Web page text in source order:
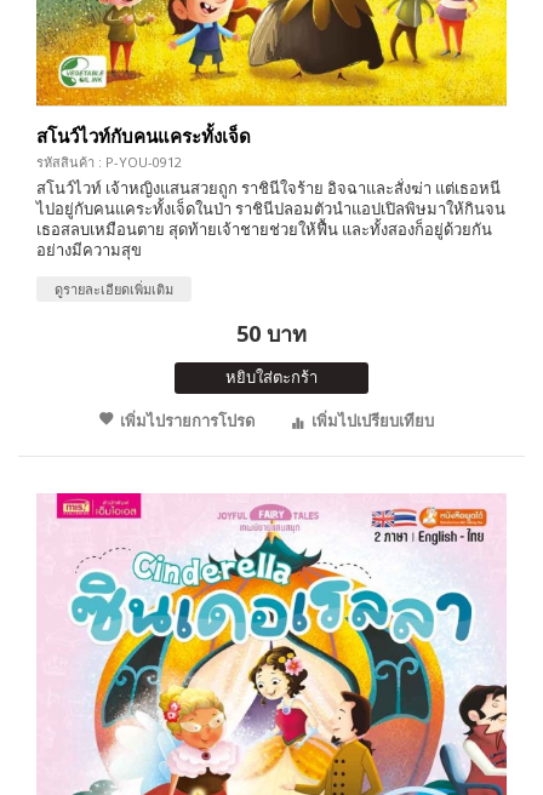
สโนว์ไวท์กับคนแคระทั้งเจ็ด
รหัสสินค้า : P-YOU-0912
สโนว์ไวท์ เจ้าหญิงแสนสวยถูก ราชินีใจร้าย อิจฉาและสั่งฆ่า แต่เธอหนี
ไปอยู่กับคนแคระทั้งเจ็ดในป่า ราชินีปลอมตัวนำแอปเปิลพิษมาให้กินจน
เธอสลบเหมือนตาย สุดท้ายเจ้าชายช่วยให้ฟื้น และทั้งสองก็อยู่ด้วยกัน
อย่างมีความสุข
ดูรายละเอียดเพิ่มเติม
50 บาท
หยิบใส่ตะกร้า
เพิ่มไปรายการโปรด
เพิ่มไปเปรียบเทียบ